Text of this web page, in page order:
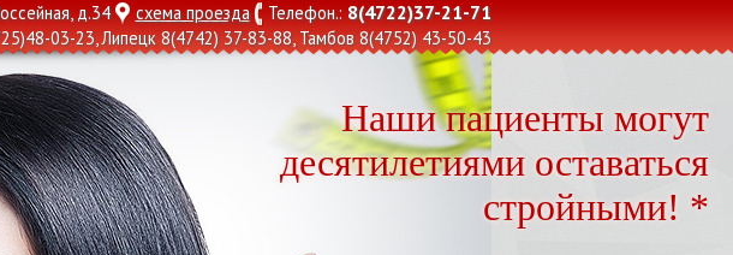
д.34 схема проезда Телефон.: 8(4722)37-21-71
03-23, Липецк 8(4742) 37-83-88, Тамбов 8(4752) 43-50-43
Наши пациенты могут
десятилетиями оставаться
стройными! *